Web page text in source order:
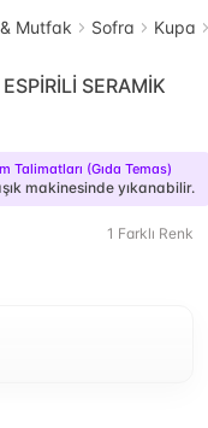
Mutfak Sofra Kupa
SERAMİK
Talimatları (Gıda Temas)
makinesinde yıkanabilir.
1 Farklı Renk